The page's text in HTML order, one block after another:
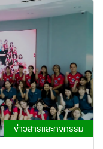
ข่าวสารและกิจกรรม